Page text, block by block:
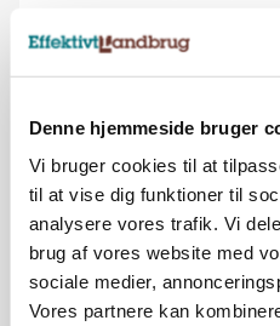
Denne hjemmeside bruger
Vi bruger cookies til at
til at vise dig funktioner til
analysere vores trafik. Vi
brug af vores website med
sociale medier,
Vores partnere kan